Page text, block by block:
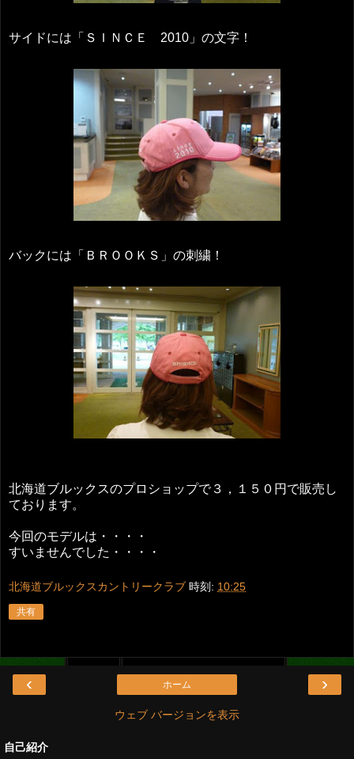
サイドには「ＳＩＮＣＥ 2010」の文字！
バックには「ＢＲＯＯＫＳ」の刺繍！
北海道ブルックスのプロショップで３，１５０円で販売し
ております。
今回のモデルは・・・・
すいませんでした・・・・
北海道ブルックスカントリークラブ 時刻: 10:25
共有
‹ ›
ホーム
ウェブ バージョンを表示
自己紹介